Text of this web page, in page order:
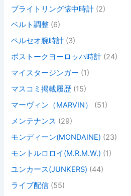
ブライトリング懐中時計 (2)
ベルト調整 (6)
ペルセオ腕時計 (3)
ボストークヨーロッパ時計 (24)
マイスタージンガー (1)
マスコミ掲載履歴 (15)
マーヴィン（MARVIN）
(51)
メンテナンス (29)
モンディーン(MONDAINE) (23)
モントルロロイ(M.R.M.W.) (1)
ユンカース(JUNKERS) (44)
ライブ配信 (55)